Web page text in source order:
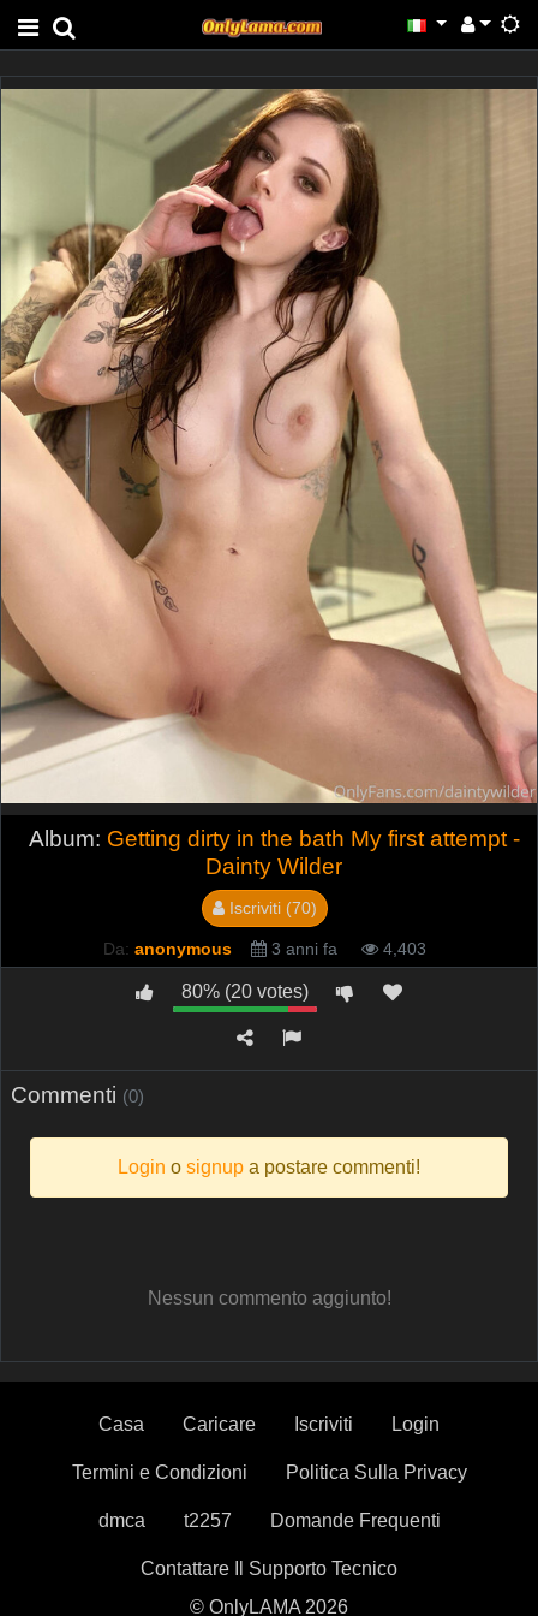
Album: Getting dirty in the bath My first attempt -
Dainty Wilder
Iscriviti (70)
Da: anonymous 3 anni fa 4,403
80% (20 votes)
Commenti (0)
Login o signup a postare commenti!
Nessun commento aggiunto!
Casa Caricare Iscriviti Login
Termini e Condizioni Politica Sulla Privacy
dmca t2257 Domande Frequenti
Contattare Il Supporto Tecnico
© OnlyLAMA 2026